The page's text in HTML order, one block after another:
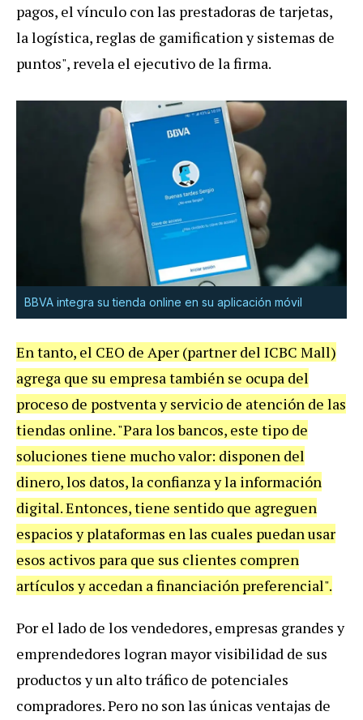
pagos, el vínculo con las prestadoras de tarjetas,
la logística, reglas de gamification y sistemas de
puntos", revela el ejecutivo de la firma.
BBVA integra su tienda online en su aplicación móvil
En tanto, el CEO de Aper (partner del ICBC Mall)
agrega que su empresa también se ocupa del
proceso de postventa y servicio de atención de las
tiendas online. "Para los bancos, este tipo de
soluciones tiene mucho valor: disponen del
dinero, los datos, la confianza y la información
digital. Entonces, tiene sentido que agreguen
espacios y plataformas en las cuales puedan usar
esos activos para que sus clientes compren
artículos y accedan a financiación preferencial".
Por el lado de los vendedores, empresas grandes y
emprendedores logran mayor visibilidad de sus
productos y un alto tráfico de potenciales
compradores. Pero no son las únicas ventajas de